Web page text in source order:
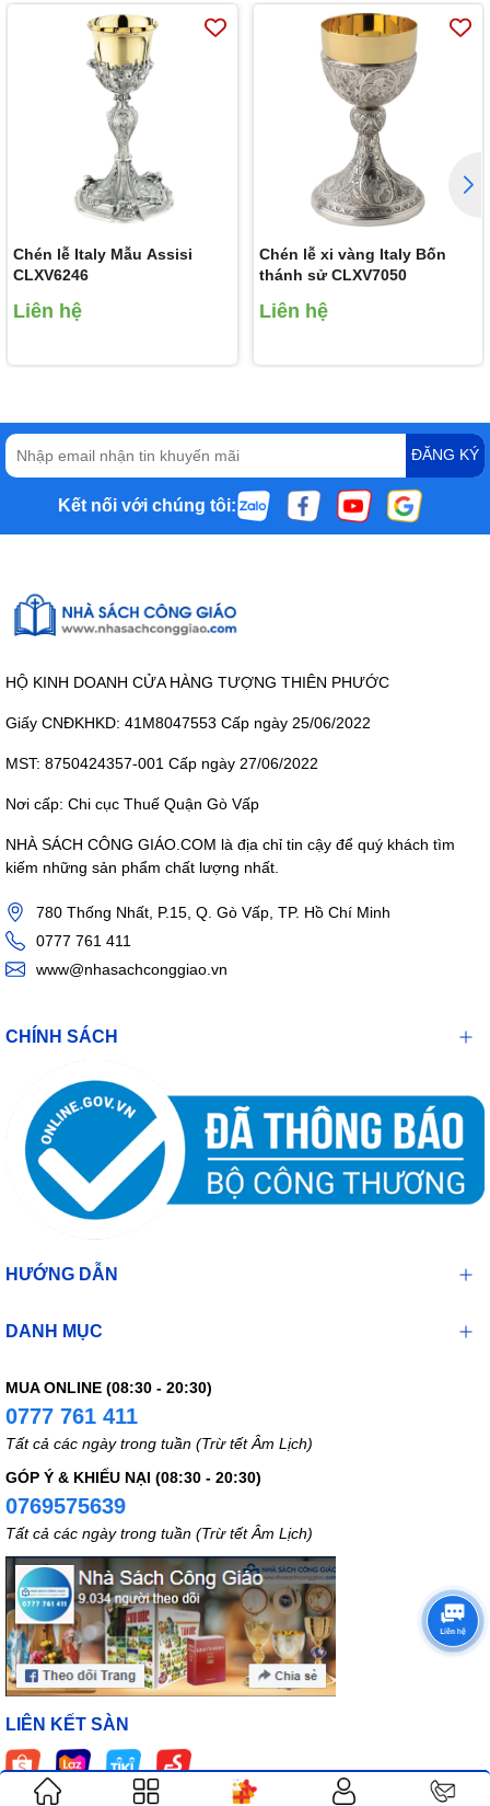
Chén lễ Italy Mẫu Assisi
CLXV6246
Liên hệ
Chén lễ xi vàng Italy Bốn
thánh sử CLXV7050
Liên hệ
ĐĂNG KÝ
Kết nối với chúng tôi:
HỘ KINH DOANH CỬA HÀNG TƯỢNG THIÊN PHƯỚC
Giấy CNĐKHKD: 41M8047553 Cấp ngày 25/06/2022
MST: 8750424357-001 Cấp ngày 27/06/2022
Nơi cấp: Chi cục Thuế Quận Gò Vấp
NHÀ SÁCH CÔNG GIÁO.COM là địa chỉ tin cậy để quý khách tìm
kiếm những sản phẩm chất lượng nhất.
780 Thống Nhất, P.15, Q. Gò Vấp, TP. Hồ Chí Minh
0777 761 411
www@nhasachconggiao.vn
CHÍNH SÁCH
HƯỚNG DẪN
DANH MỤC
MUA ONLINE (08:30 - 20:30)
0777 761 411
Tất cả các ngày trong tuần (Trừ tết Âm Lịch)
GÓP Ý & KHIẾU NẠI (08:30 - 20:30)
0769575639
Tất cả các ngày trong tuần (Trừ tết Âm Lịch)
LIÊN KẾT SÀN